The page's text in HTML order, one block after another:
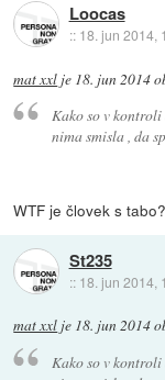
Loocas
:: 18. jun 2014,
mat xxl je 18. jun 2014
Kako so v
nima smisla , da
WTF je človek s
St235
:: 18. jun 2014,
mat xxl je 18. jun 2014
Kako so v